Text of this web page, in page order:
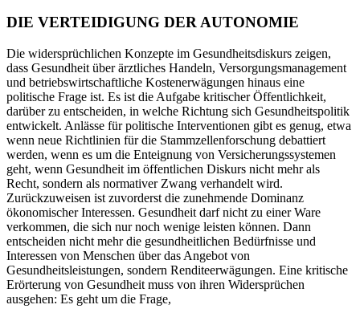
DIE VERTEIDIGUNG DER AUTONOMIE
Die widersprüchlichen Konzepte im Gesundheitsdiskurs zeigen,
dass Gesundheit über ärztliches Handeln, Versorgungsmanagement
und betriebswirtschaftliche Kostenerwägungen hinaus eine
politische Frage ist. Es ist die Aufgabe kritischer Öffentlichkeit,
darüber zu entscheiden, in welche Richtung sich Gesundheitspolitik
entwickelt. Anlässe für politische Interventionen gibt es genug, etwa
wenn neue Richtlinien für die Stammzellenforschung debattiert
werden, wenn es um die Enteignung von Versicherungssystemen
geht, wenn Gesundheit im öffentlichen Diskurs nicht mehr als
Recht, sondern als normativer Zwang verhandelt wird.
Zurückzuweisen ist zuvorderst die zunehmende Dominanz
ökonomischer Interessen. Gesundheit darf nicht zu einer Ware
verkommen, die sich nur noch wenige leisten können. Dann
entscheiden nicht mehr die gesundheitlichen Bedürfnisse und
Interessen von Menschen über das Angebot von
Gesundheitsleistungen, sondern Renditeerwägungen. Eine kritische
Erörterung von Gesundheit muss von ihren Widersprüchen
ausgehen: Es geht um die Frage,